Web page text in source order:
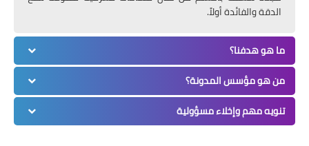
الدقة والفائدة أولاً.
ما هو هدفنا؟
من هو مؤسس المدونة؟
تنويه مهم وإخلاء مسؤولية